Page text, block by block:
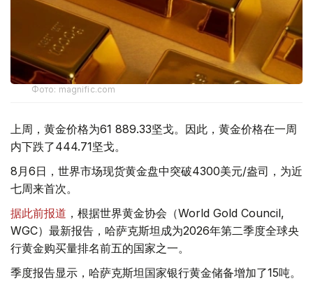
Фото: magnific.com
上周，黄金价格为61 889.33坚戈。因此，黄金价格在一周
内下跌了444.71坚戈。
8月6日，世界市场现货黄金盘中突破4300美元/盎司，为近
七周来首次。
据此前报道 ，根据世界黄金协会（World Gold Council,
WGC）最新报告，哈萨克斯坦成为2026年第二季度全球央
行黄金购买量排名前五的国家之一。
季度报告显示，哈萨克斯坦国家银行黄金储备增加了15吨。